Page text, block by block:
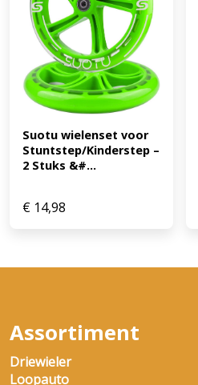
Suotu wielenset voor
Stuntstep/Kinderstep –
2 Stuks &#...
€ 14,98
Assortiment
Driewieler
Loopauto